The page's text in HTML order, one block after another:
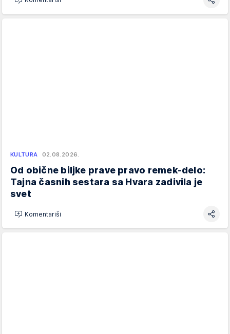
KULTURA 02.08.2026.
Od obične biljke prave pravo remek-delo:
Tajna časnih sestara sa Hvara zadivila je
svet
Komentariši